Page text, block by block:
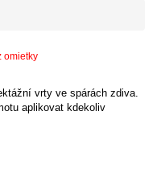
omietky
vrty ve spárách zdiva.
aplikovat kdekoliv